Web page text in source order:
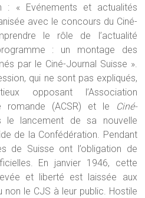
: « Evénements et actualités
avec le concours du Ciné-
le rôle de l’actualité
: un montage des
par le Ciné-Journal Suisse ».
qui ne sont pas expliqués,
opposant l’Association
romande (ACSR) et le
Ciné-
lancement de sa nouvelle
de la Confédération. Pendant
de Suisse ont l’obligation de
En janvier 1946, cette
et liberté est laissée aux
le CJS à leur public. Hostile